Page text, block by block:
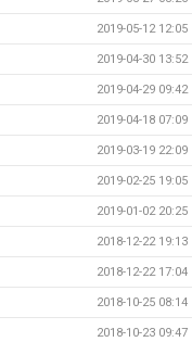
2019-05-12 12:05
2019-04-30 13:52
2019-04-29 09:42
2019-04-18 07:09
2019-03-19 22:09
2019-02-25 19:05
2019-01-02 20:25
2018-12-22 19:13
2018-12-22 17:04
2018-10-25 08:14
2018-10-23 09:47